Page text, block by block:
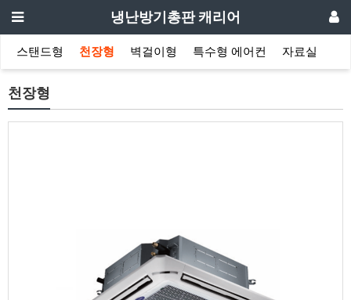
냉난방기총판 캐리어
스탠드형 천장형 벽걸이형 특수형 에어컨 자료실
천장형